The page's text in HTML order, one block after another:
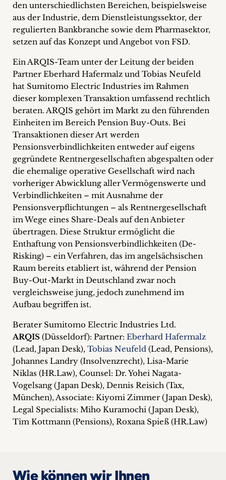
den unterschiedlichsten Bereichen, beispielsweise
aus der Industrie, dem Dienstleistungssektor, der
regulierten Bankbranche sowie dem Pharmasektor,
setzen auf das Konzept und Angebot von FSD.
Ein ARQIS-Team unter der Leitung der beiden
Partner Eberhard Hafermalz und Tobias Neufeld
hat Sumitomo Electric Industries im Rahmen
dieser komplexen Transaktion umfassend rechtlich
beraten. ARQIS gehört im Markt zu den führenden
Einheiten im Bereich Pension Buy-Outs. Bei
Transaktionen dieser Art werden
Pensionsverbindlichkeiten entweder auf eigens
gegründete Rentnergesellschaften abgespalten oder
die ehemalige operative Gesellschaft wird nach
vorheriger Abwicklung aller Vermögenswerte und
Verbindlichkeiten – mit Ausnahme der
Pensionsverpflichtungen – als Rentnergesellschaft
im Wege eines Share-Deals auf den Anbieter
übertragen. Diese Struktur ermöglicht die
Enthaftung von Pensionsverbindlichkeiten (De-
Risking) – ein Verfahren, das im angelsächsischen
Raum bereits etabliert ist, während der Pension
Buy-Out-Markt in Deutschland zwar noch
vergleichsweise jung, jedoch zunehmend im
Aufbau begriffen ist.
Berater Sumitomo Electric Industries Ltd.
ARQIS (Düsseldorf): Partner: Eberhard Hafermalz
(Lead, Japan Desk), Tobias Neufeld (Lead, Pensions),
Johannes Landry (Insolvenzrecht), Lisa-Marie
Niklas (HR.Law), Counsel: Dr. Yohei Nagata-
Vogelsang (Japan Desk), Dennis Reisich (Tax,
München), Associate: Kiyomi Zimmer (Japan Desk),
Legal Specialists: Miho Kuramochi (Japan Desk),
Tim Kottmann (Pensions), Roxana Spieß (HR.Law)
Wie können wir Ihnen